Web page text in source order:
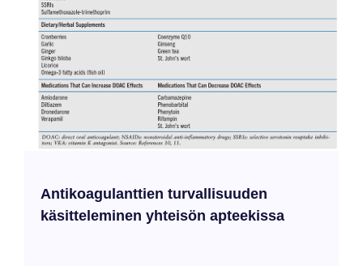
Antikoagulanttien turvallisuuden
käsitteleminen yhteisön apteekissa